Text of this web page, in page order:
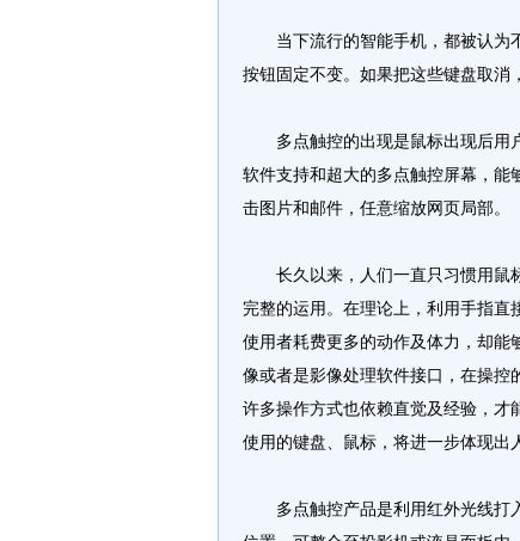
当下流行的智能手机，都被认为不
按钮固定不变。如果把这些键盘取消
多点触控的出现是鼠标出现后用户
软件支持和超大的多点触控屏幕，能
击图片和邮件，任意缩放网页局部。
长久以来，人们一直只习惯用鼠
完整的运用。在理论上，利用手指直
使用者耗费更多的动作及体力，却能
像或者是影像处理软件接口，在操控
许多操作方式也依赖直觉及经验，才
使用的键盘、鼠标，将进一步体现出
多点触控产品是利用红外光线打